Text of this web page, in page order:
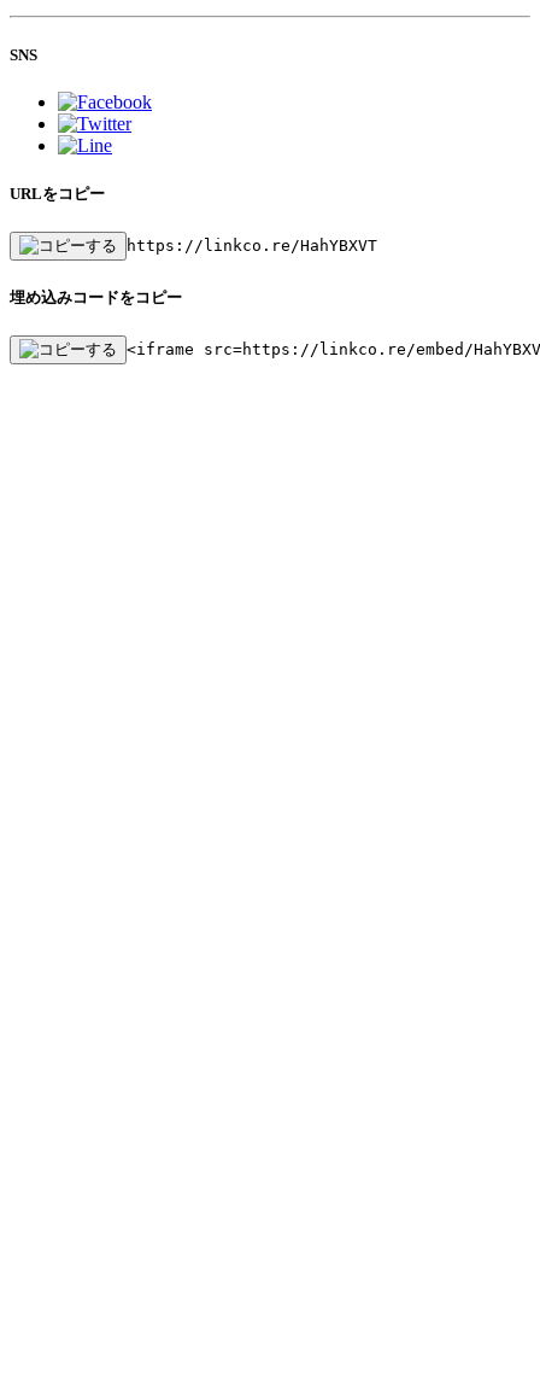
SNS
URLをコピー
https://linkco.re/HahYBXVT
埋め込みコードをコピー
<iframe src=https://linkco.re/embed/